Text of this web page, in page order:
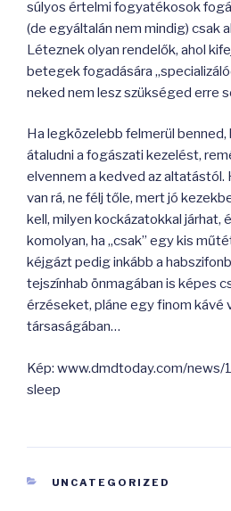
súlyos értelmi fogyatékosok
(de egyáltalán nem mindig) csak
Léteznek olyan rendelők, ahol
betegek fogadására
neked nem lesz szükséged erre
Ha legközelebb felmerül
átaludni a fogászati kezelést,
elvennem a kedved az
van rá, ne félj tőle, mert jó
kell, milyen kockázatokkal járhat,
komolyan, ha „csak” egy kis
kéjgázt pedig inkább a
tejszínhab önmagában is képes
érzéseket, pláne egy finom kávé
társaságában…
Kép: www.dmdtoday.com/
sleep
KATEGÓRIÁK
UNCATEGORIZED